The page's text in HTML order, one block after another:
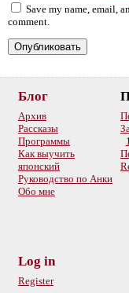
Save my name, email,
comment.
Блог
Архив
Рассказы
Программы
Как выучить
японский
Руководство по Анки
Обо мне
Log in
Register